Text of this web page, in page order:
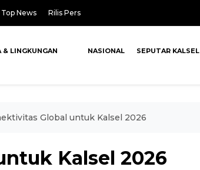
Top News Rilis Pers
& LINGKUNGAN
NASIONAL SEPUTAR KALSEL
Global untuk Kalsel 2026
Kalsel 2026